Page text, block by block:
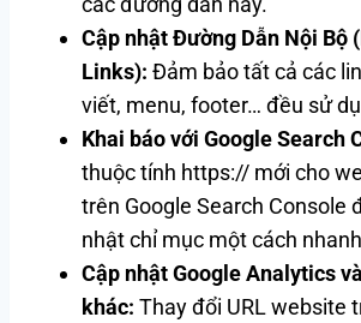
Cập nhật Đường Dẫn Nội Bộ
Links): Đảm bảo tất cả các
viết, menu, footer… đều sử
Khai báo với Google Search
thuộc tính https:// mới cho
trên Google Search Console
nhật chỉ mục một cách
Cập nhật Google Analytics
khác: Thay đổi URL website